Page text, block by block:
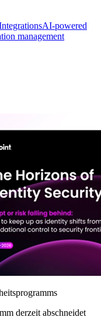
AI-powered
management
derzeit abschneidet